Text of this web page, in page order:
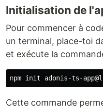
Initialisation de
Pour commencer à
un terminal, place-toi
et exécute la
Cette commande